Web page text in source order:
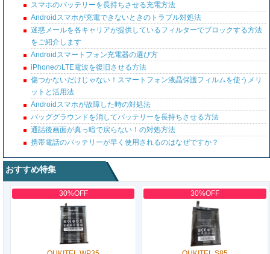
スマホのバッテリーを長持ちさせる充電方法
Androidスマホが充電できないときのトラブル対処法
迷惑メールを各キャリアが提供しているフィルターでブロックする方法
をご紹介します
Androidスマートフォン充電器の選び方
iPhoneのLTE電波を復旧させる方法
傷つかないだけじゃない！スマートフォン液晶保護フィルムを使うメリ
ットと活用法
Androidスマホが故障した時の対処法
バッググラウンドを消してバッテリーを長持ちさせる方法
通話後画面が真っ暗で戻らない！の対処方法
携帯電話のバッテリーが早く使用されるのはなぜですか？
おすすめ特集
30%OFF 30%OFF